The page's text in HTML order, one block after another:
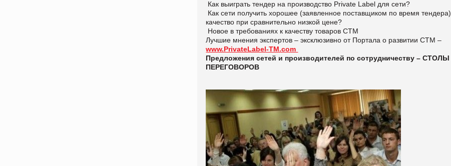
Как выиграть тендер на производство Private Label для сети?
Как сети получить хорошее (заявленное поставщиком по время тендера)
качество при сравнительно низкой цене?
Новое в требованиях к качеству товаров СТМ
Лучшие мнения экспертов – эксклюзивно от Портала о развитии СТМ –
www.PrivateLabel-TM.com
Предложения сетей и производителей по сотрудничеству – СТОЛЫ
ПЕРЕГОВОРОВ